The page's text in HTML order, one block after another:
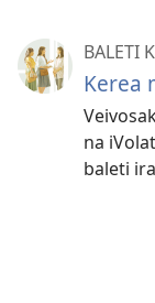
BALETI
Kerea
na
baleti